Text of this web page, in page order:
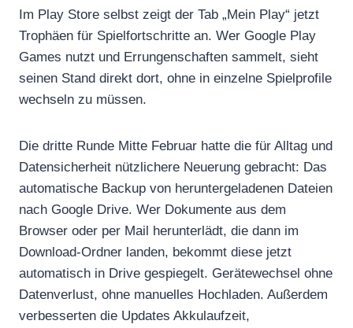
Im Play Store selbst zeigt der Tab „Mein Play“ jetzt
Trophäen für Spielfortschritte an. Wer Google Play
Games nutzt und Errungenschaften sammelt, sieht
seinen Stand direkt dort, ohne in einzelne Spielprofile
wechseln zu müssen.
Die dritte Runde Mitte Februar hatte die für Alltag und
Datensicherheit nützlichere Neuerung gebracht: Das
automatische Backup von heruntergeladenen Dateien
nach Google Drive. Wer Dokumente aus dem
Browser oder per Mail herunterlädt, die dann im
Download-Ordner landen, bekommt diese jetzt
automatisch in Drive gespiegelt. Gerätewechsel ohne
Datenverlust, ohne manuelles Hochladen. Außerdem
verbesserten die Updates Akkulaufzeit,